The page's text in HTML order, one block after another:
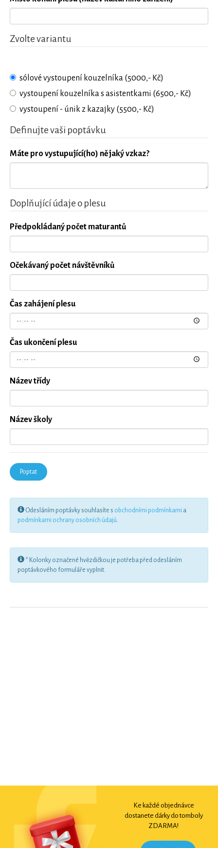
Zvolte variantu
sólové vystoupení kouzelníka (5000,- Kč)
vystoupení kouzelníka s asistentkami (6500,- Kč)
vystoupení - únik z kazajky (5500,- Kč)
Definujte vaši poptávku
Máte pro vystupující(ho) nějaký vzkaz?
Doplňující údaje o plesu
Předpokládaný počet maturantů
Očekávaný počet návštěvníků
Čas zahájení plesu
Čas ukončení plesu
Název třídy
Název školy
Odesláním poptávky souhlasíte s obchodními podmínkami a
podmínkami ochrany osobních údajů.
* Kolonky označené hvězdičkou je potřeba před odesláním
poptávkového formuláře vyplnit.
Ke každé objednávce
dostanete dárky do tomboly
ZDARMA!